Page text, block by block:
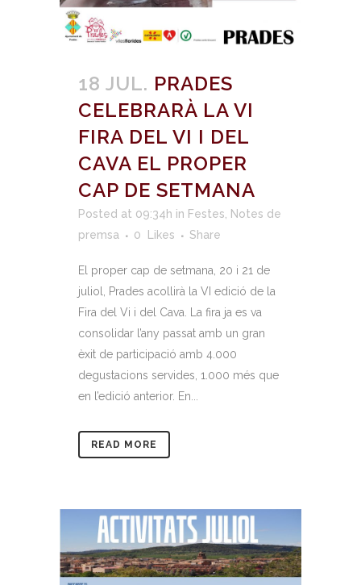
18 JUL. PRADES
CELEBRARÀ LA VI
FIRA DEL VI I DEL
CAVA EL PROPER
CAP DE SETMANA
Posted at 09:34h in Festes
Notes de
premsa
0 Likes Share
El proper cap de setmana, 20 i 21 de
juliol, Prades acollirà la VI edició de la
Fira del Vi i del Cava. La fira ja es va
consolidar l’any passat amb un gran
èxit de participació amb 4.000
degustacions servides, 1.000 més que
en l’edició anterior. En...
READ MORE